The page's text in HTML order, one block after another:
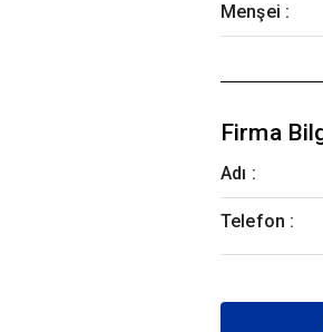
Menşei :
Firma
Adı :
Telefon :